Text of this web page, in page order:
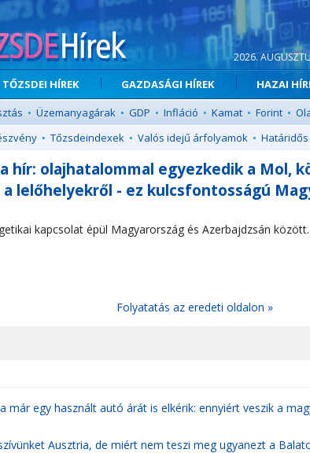
2026.
TŐZSDEI HÍREK GAZDASÁGI HÍREK HAZAI
• Üzemanyagárak • GDP • Infláció • Kamat • Forint •
• Tőzsdeindexek • Valós idejű árfolyamok •
hír: olajhatalommal egyezkedik a Mol,
lelőhelyekről - ez kulcsfontosságú
kapcsolat épül Magyarország és Azerbajdzsán között.
Folyatatás az eredeti oldalon »
már egy használt autó árát is elkérik: ennyiért veszik a
Ausztria, de miért nem teszi meg ugyanezt a